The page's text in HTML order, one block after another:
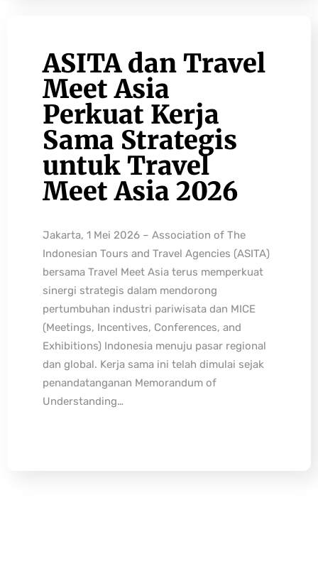
ASITA dan Travel
Meet Asia
Perkuat Kerja
Sama Strategis
untuk Travel
Meet Asia 2026
Jakarta, 1 Mei 2026 – Association of The
Indonesian Tours and Travel Agencies (ASITA)
bersama Travel Meet Asia terus memperkuat
sinergi strategis dalam mendorong
pertumbuhan industri pariwisata dan MICE
(Meetings, Incentives, Conferences, and
Exhibitions) Indonesia menuju pasar regional
dan global. Kerja sama ini telah dimulai sejak
penandatanganan Memorandum of
Understanding…